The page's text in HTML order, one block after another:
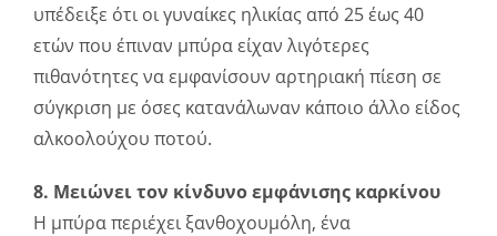
υπέδειξε ότι οι γυναίκες ηλικίας από 25 έως 40
ετών που έπιναν μπύρα είχαν λιγότερες
πιθανότητες να εμφανίσουν αρτηριακή πίεση σε
σύγκριση με όσες κατανάλωναν κάποιο άλλο είδος
αλκοολούχου ποτού.
8. Μειώνει τον κίνδυνο εμφάνισης καρκίνου
Η μπύρα περιέχει ξανθοχουμόλη, ένα